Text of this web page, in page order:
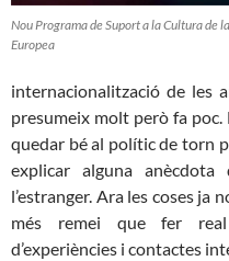
Nou Programa de Suport a la Cultura de
Europea
internacionalització de les
presumeix molt però fa poc.
quedar bé al polític de torn
explicar alguna
l’estranger. Ara les coses ja
més remei que fer
d’experiències i contactes